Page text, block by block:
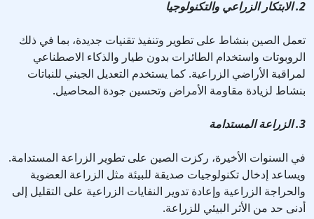
2. الابتكار الزراعي والتكنولوجيا
تعمل الصين بنشاط على تطوير وتنفيذ تقنيات جديدة، بما في ذلك
الروبوتات واستخدام الطائرات بدون طيار والذكاء الاصطناعي
لمراقبة الأراضي الزراعية. كما يستخدم التعديل الجيني للنباتات
بنشاط لزيادة مقاومة الأمراض وتحسين جودة المحاصيل.
3. الزراعة المستدامة
في السنوات الأخيرة، ركزت الصين على تطوير الزراعة المستدامة.
ويساعد إدخال تكنولوجيات صديقة للبيئة مثل الزراعة العضوية
والحراجة الزراعية وإعادة تدوير النفايات الزراعية على التقليل إلى
أدنى حد من الأثر البيئي للزراعة.